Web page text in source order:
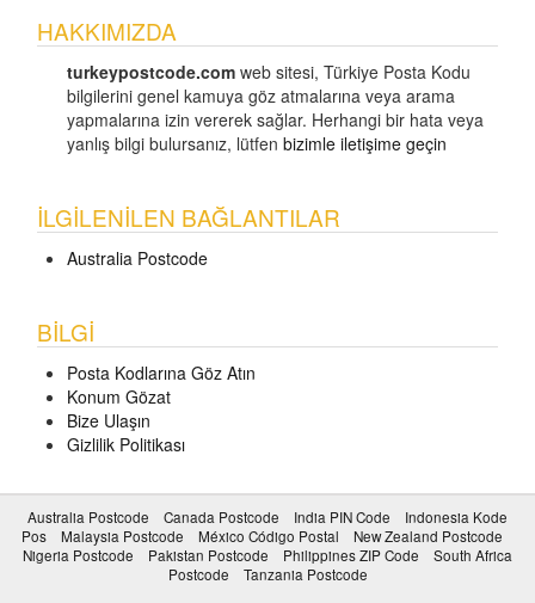
HAKKIMIZDA
turkeypostcode.com web sitesi, Türkiye Posta Kodu
bilgilerini genel kamuya göz atmalarına veya arama
yapmalarına izin vererek sağlar. Herhangi bir hata veya
yanlış bilgi bulursanız, lütfen bizimle iletişime geçin
İLGILENILEN BAĞLANTILAR
Australia Postcode
BILGI
Posta Kodlarına Göz Atın
Konum Gözat
Bize Ulaşın
Gizlilik Politikası
Australia Postcode Canada Postcode India PIN Code
Indonesia Kode
Pos
Malaysia Postcode México Código Postal
New Zealand Postcode
Nigeria Postcode
Pakistan Postcode Philippines ZIP Code
South Africa
Postcode
Tanzania Postcode